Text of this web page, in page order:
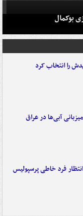
بوکمال
را انتخاب کرد
فرد خاطی پرسپولیس